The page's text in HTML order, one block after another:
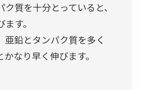
質を十分とっていると、
す。
亜鉛とタンパク質を多く
かなり早く伸びます。